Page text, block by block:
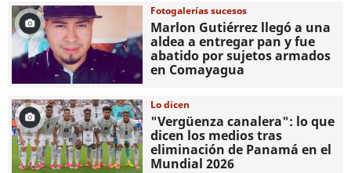
Fotogalerías sucesos
Marlon Gutiérrez llegó a una
aldea a entregar pan y fue
abatido por sujetos armados
en Comayagua
Lo dicen
"Vergüenza canalera": lo que
dicen los medios tras
eliminación de Panamá en el
Mundial 2026